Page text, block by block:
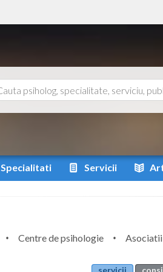
Specialitati Servicii
Centre de psihologie
servicii